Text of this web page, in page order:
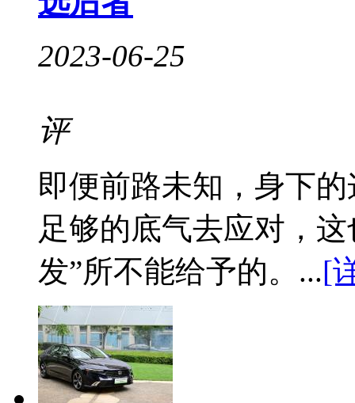
2023-06-25
评
即便前路未知，身下
足够的底气去应对，
发”所不能给予的。...[